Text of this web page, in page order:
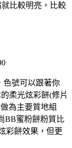
比較明亮，比較
色號可以跟著你
柔光炫彩餅(修片
為主要質地組
BB蜜粉餅粉質比
彩餅效果，但更